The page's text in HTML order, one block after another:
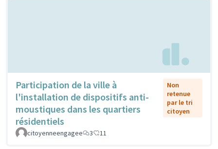
Participation de la ville à
l'installation de dispositifs anti-
moustiques dans les quartiers
résidentiels
Non
retenue
par le tri
citoyen
citoyenneengagee 3 11